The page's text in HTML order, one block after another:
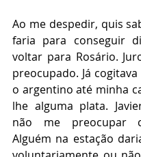
Ao me despedir, quis
faria para conseguir
voltar para Rosário.
preocupado. Já
o argentino até minha
lhe alguma plata.
não me preocupar
Alguém na estação